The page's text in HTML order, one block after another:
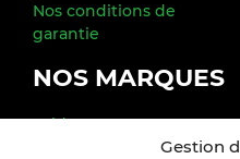
Gestion
Nos conditions de
garantie
NOS MARQUES
Exide
FREEDOM MARINE